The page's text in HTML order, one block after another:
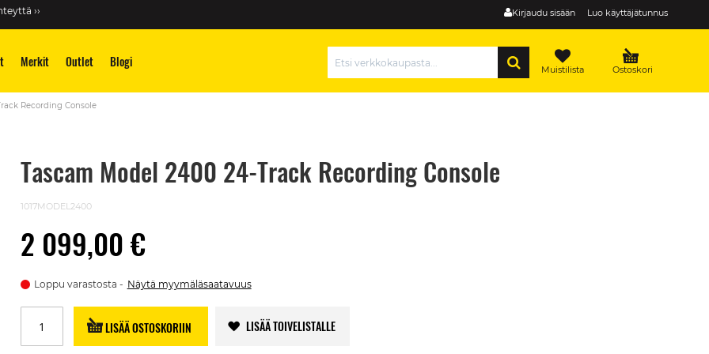
Kirjaudu sisään Luo käyttäjätunnus
››
Merkit Outlet Blogi Ostoskori
Muistilista
Recording Console
Tascam Model 2400 24-Track Recording Console
1017MODEL2400
2 099,00 €
Loppu varastosta Näytä myymäläsaatavuus
LISÄÄ OSTOSKORIIN LISÄÄ TOIVELISTALLE